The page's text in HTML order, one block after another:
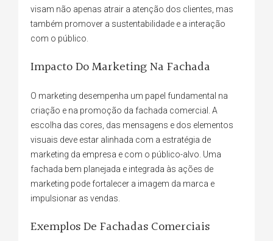
visam não apenas atrair a atenção dos clientes, mas
também promover a sustentabilidade e a interação
com o público.
Impacto Do Marketing Na Fachada
O marketing desempenha um papel fundamental na
criação e na promoção da fachada comercial. A
escolha das cores, das mensagens e dos elementos
visuais deve estar alinhada com a estratégia de
marketing da empresa e com o público-alvo. Uma
fachada bem planejada e integrada às ações de
marketing pode fortalecer a imagem da marca e
impulsionar as vendas.
Exemplos De Fachadas Comerciais